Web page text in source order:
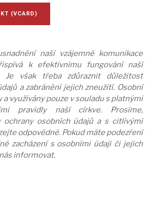
(VCARD)
naší vzájemné komunikace
k efektivnímu fungování naší
Je však třeba zdůraznit důležitost
a zabránění jejich zneužití. Osobní
a využívány pouze v souladu s platnými
pravidly naší církve. Prosíme,
ochrany osobních údajů a s citlivými
odpovědně. Pokud máte podezření
zacházení s osobními údaji či jejich
informovat.